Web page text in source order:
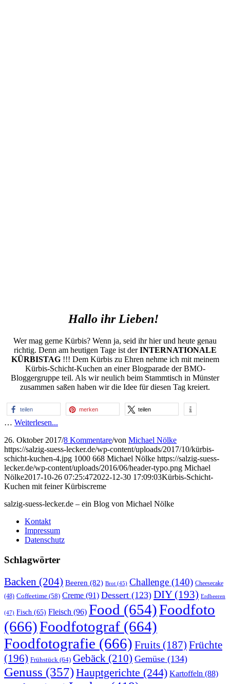
Hallo ihr Lieben!
Wer mag gerne Kürbis? Wenn ja, seid ihr hier und heute genau
richtig. Denn am heutigen Tage ist derINTERNATIONALE
KÜRBISTAG!!! Dem Kürbis zu Ehren nehme ich mit meinem
Kürbis-Schicht-Kuchen an einer Blogparade der BMO-
Bloggergruppe teil. Als wir neulich beim Stammtisch in Münster
zusammen saßen haben wir die Idee für diesen Tag kreiert.
teilen merken teilen
… Weiterlesen...
26. Oktober 2017/8 Kommentare/von Michael Nölke
https://salzig-suess-lecker.de/wp-content/uploads/2017/10/kürbis-
schicht-kuchen-4.jpg 1000 668 Michael Nölke https://salzig-suess-
lecker.de/wp-content/uploads/2016/06/header-typo.png Michael
Nölke2017-10-26 07:25:472022-12-30 17:09:03Kürbis-Schicht-
Kuchen mit feiner Kürbiscreme
salzig-suess-lecker.de – ein Blog von Michael Nölke
Kontakt
Impressum
Datenschutz
Schlagwörter
Backen (204) Beeren (82) Brot (45) Challenge (140) Cheesecake
(48) Coffeetime (58) Creme (91) Dessert (123) DIY(193) Erdbeeren
(47) Fisch (65) Fleisch (96) Food (654)Foodfoto
(666)Foodfotograf (664)
Foodfotografie (666) Fruits (187) Früchte
(196) Frühstück (64) Gebäck (210) Gemüse (134)
Genuss (357)Hauptgerichte (244) Kartoffeln (88)